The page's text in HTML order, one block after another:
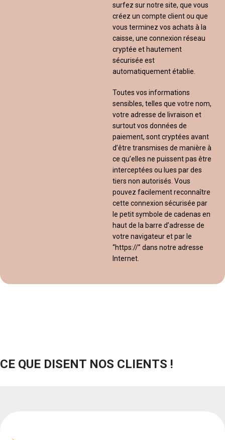
surfez sur notre site, que vous
créez un compte client ou que
vous terminez vos achats à la
caisse, une connexion réseau
cryptée et hautement
sécurisée est
automatiquement établie.
Toutes vos informations
sensibles, telles que votre nom,
votre adresse de livraison et
surtout vos données de
paiement, sont cryptées avant
d’être transmises de manière à
ce qu’elles ne puissent pas être
interceptées ou lues par des
tiers non autorisés. Vous
pouvez facilement reconnaître
cette connexion sécurisée par
le petit symbole de cadenas en
haut de la barre d’adresse de
votre navigateur et par le
“https://” dans notre adresse
Internet.
CE QUE DISENT NOS CLIENTS !